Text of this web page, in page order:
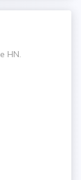
HN.